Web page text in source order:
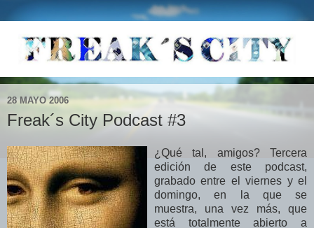
28 MAYO 2006
Freak´s City Podcast #3
¿Qué tal, amigos? Tercera
edición de este podcast,
grabado entre el viernes y el
domingo, en la que se
muestra, una vez más, que
está totalmente abierto a